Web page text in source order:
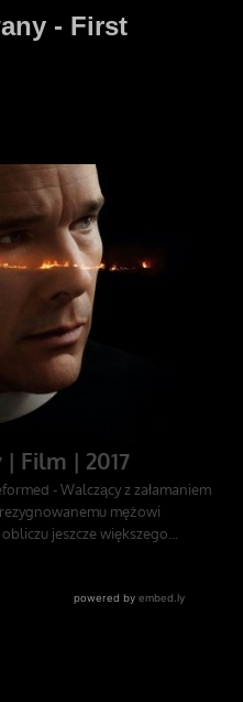
- First